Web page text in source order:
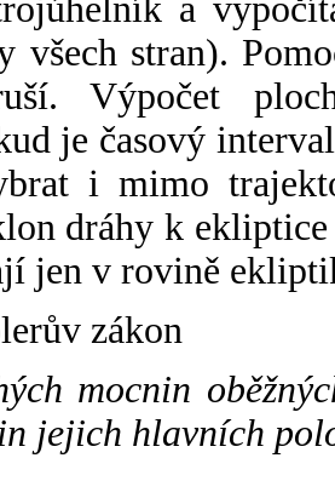
a
všech stran).
Výpočet
je časový
i mimo
dráhy k
jen v rovině
zákon
mocnin
jejich hlavních